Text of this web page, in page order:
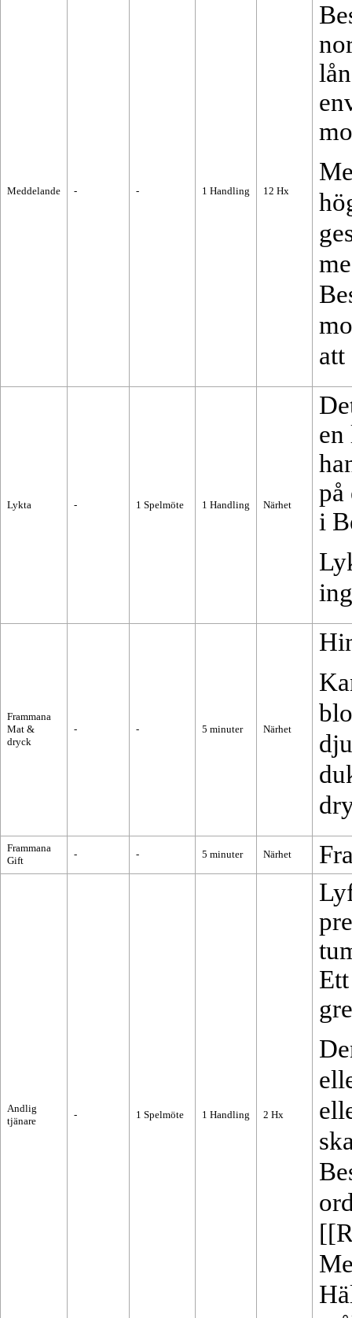
Meddelande - - 1 Handling 12 Hx
att
Lykta - 1 Spelmöte 1 Handling Närhet
en
på
i
Frammana
Mat &
dryck
- - 5 minuter Närhet
Frammana
Gift
- - 5 minuter Närhet
Andlig
tjänare
- 1 Spelmöte 1 Handling 2 Hx